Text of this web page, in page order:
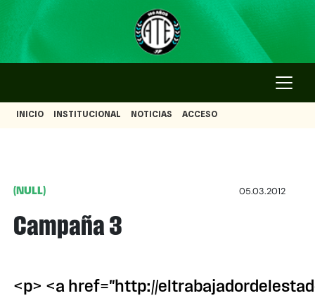
INICIO INSTITUCIONAL NOTICIAS ACCESO
(NULL) 05.03.2012
Campaña 3
<p> <a href="http://